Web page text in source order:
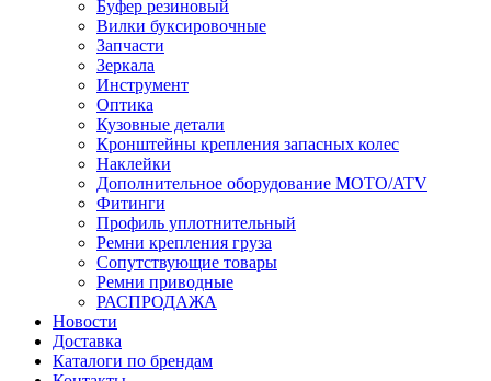
Буфер резиновый
Вилки буксировочные
Запчасти
Зеркала
Инструмент
Оптика
Кузовные детали
Кронштейны крепления запасных колес
Наклейки
Дополнительное оборудование MOTO/ATV
Фитинги
Профиль уплотнительный
Ремни крепления груза
Сопутствующие товары
Ремни приводные
РАСПРОДАЖА
Новости
Доставка
Каталоги по брендам